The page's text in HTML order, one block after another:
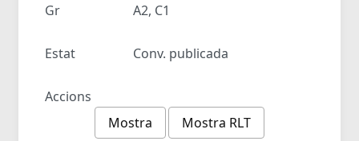
Gr A2, C1
Estat Conv. publicada
Accions
Mostra
Mostra RLT